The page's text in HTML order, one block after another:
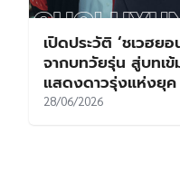
เปิดประวัติ ‘ชเวฮย
จากบทวัยรุ่น สู่บทเ
แสดงดาวรุ่งแห่งยุค
28/06/2026